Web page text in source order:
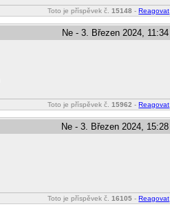
Toto je příspěvek č.15148 - Reagovat
Ne - 3. Březen 2024, 11:34
Toto je příspěvek č.15962 - Reagovat
Ne - 3. Březen 2024, 15:28
Toto je příspěvek č.16105 - Reagovat